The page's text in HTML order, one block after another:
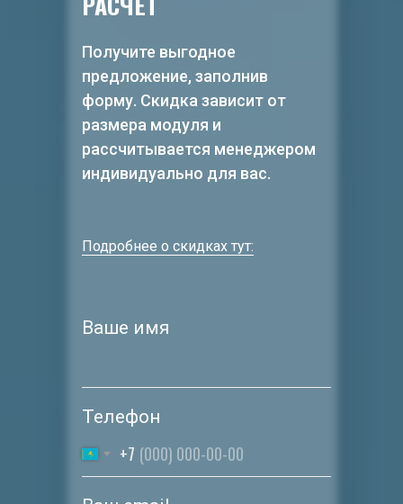
Получите выгодное
предложение, заполнив
форму. Скидка зависит от
размера модуля и
рассчитывается менеджером
индивидуально для вас.
Ваше имя
Телефон
+7
Подробнее о скидках тут: